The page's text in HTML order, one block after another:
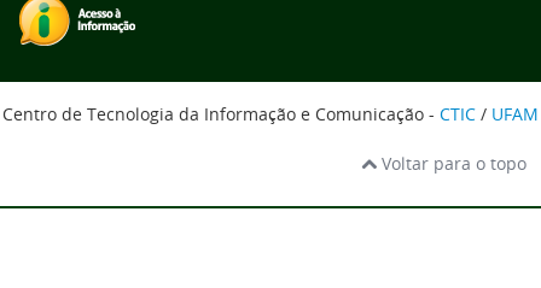
Centro de Tecnologia da Informação e Comunicação - CTIC / UFAM
Voltar para o topo